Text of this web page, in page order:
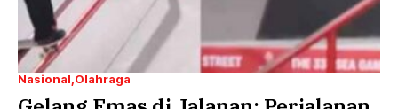
Nasional Olahraga